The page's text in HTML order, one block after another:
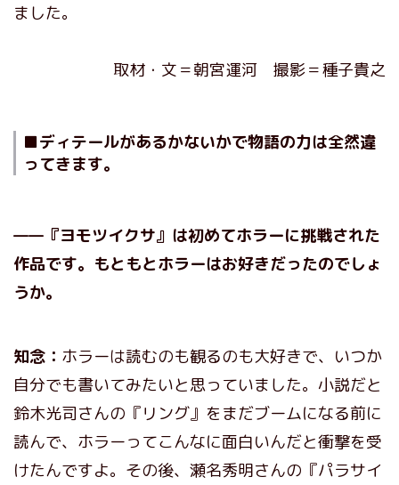
ました。
取材・文＝朝宮運河 撮影＝種子貴之
■ディテールがあるかないかで物語の力は全然違
ってきます。
——『ヨモツイクサ』は初めてホラーに挑戦された
作品です。もともとホラーはお好きだったのでしょ
うか。
知念： ホラーは読むのも観るのも大好きで、いつか
自分でも書いてみたいと思っていました。小説だと
鈴木光司さんの『リング』をまだブームになる前に
読んで、ホラーってこんなに面白いんだと衝撃を受
けたんですよ。その後、瀬名秀明さんの『パラサイ